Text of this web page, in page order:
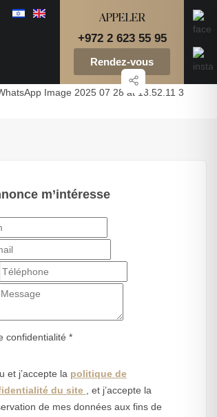
APPELER
+972 2 623 55 95
Rendez-vous
m’intéresse
confidentialité *
et j’accepte la politique de
du site
, et j’accepte la
de mes données aux fins de